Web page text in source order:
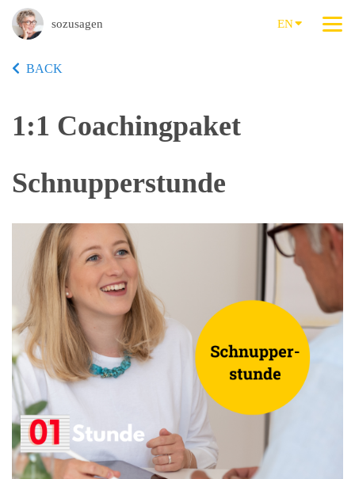
sozusagen EN
BACK
1:1 Coachingpaket
Schnupperstunde